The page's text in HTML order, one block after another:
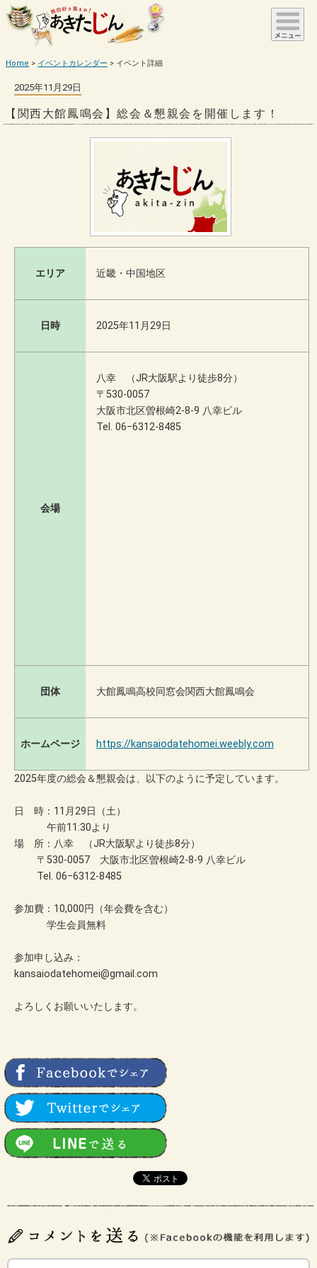
Home イベントカレンダー イベント詳細
2025年11月29日
【関西大館鳳鳴会】総会＆懇親会を開催します！
エリア 近畿・中国地区
日時 2025年11月29日
会場
八幸 （JR大阪駅より徒歩8分）
〒530-0057
大阪市北区曽根崎2-8-9 八幸ビル
Tel. 06−6312-8485
団体 大館鳳鳴高校同窓会関西大館鳳鳴会
ホームページ https://kansaiodatehomei.weebly.com
2025年度の総会＆懇親会は、以下のように予定しています。
日 時：11月29日（土）
午前11:30より
場 所：八幸 （JR大阪駅より徒歩8分）
〒530-0057 大阪市北区曽根崎2-8-9 八幸ビル
Tel. 06−6312-8485
参加費：10,000円（年会費を含む）
学生会員無料
参加申し込み：
kansaiodatehomei@gmail.com
よろしくお願いいたします。